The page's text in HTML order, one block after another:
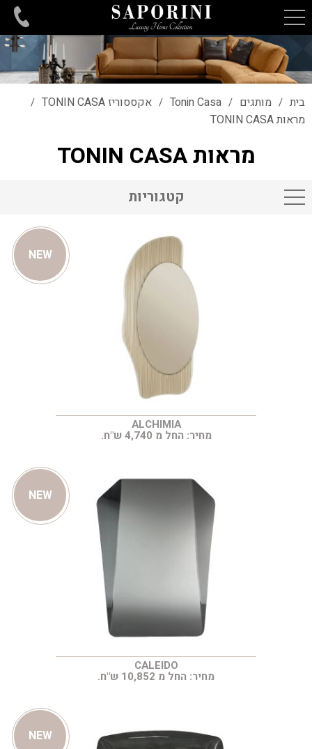
בית / מותגים /
Tonin Casa
/ אקססוריז TONIN CASA /
מראות TONIN CASA
מראות TONIN CASA
קטגוריות
NEW
ALCHIMIA
מחיר: החל מ 4,740 ש"ח.
NEW
CALEIDO
מחיר: החל מ 10,852 ש"ח.
NEW